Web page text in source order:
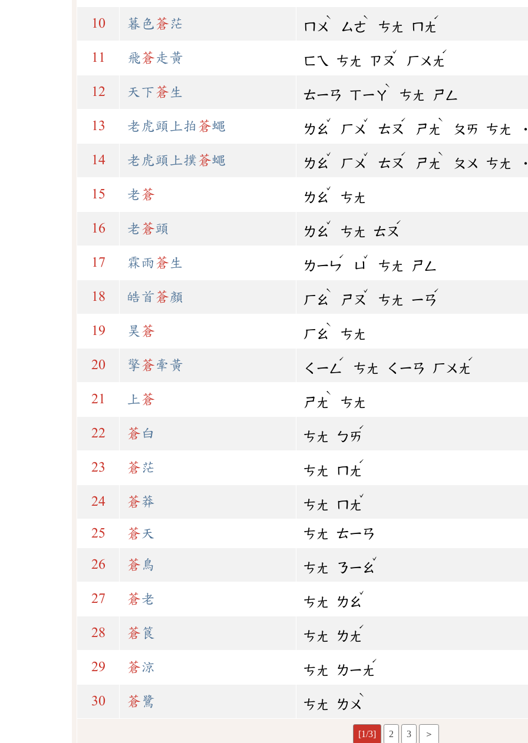
10 暮色蒼 茫 ㄇㄨ
ˋ
ㄙㄜ
ˋ
ㄘㄤ ㄇㄤ
ˊ
11 飛蒼走黃 ㄈㄟ ㄘㄤ ㄗㄡ
ˇ
ㄏㄨㄤ
ˊ
12 天下蒼 生 ㄊㄧㄢ ㄒㄧㄚ
ˋ
ㄘㄤ ㄕㄥ
13 老虎頭上拍 蒼蠅 ㄌㄠ
ˇ
ㄏㄨ
ˇ
ㄊㄡ
ˊ
ㄕㄤ
ˋ
ㄆㄞ ㄘㄤ
14 老虎頭上撲蒼蠅 ㄌㄠ
ˇ
ㄏㄨ
ˇ
ㄊㄡ
ˊ
ㄕㄤ
ˋ
ㄆㄨ ㄘㄤ
15 老蒼 ㄌㄠ
ˇ
ㄘㄤ
16 老蒼頭 ㄌㄠ
ˇ
ㄘㄤ ㄊㄡ
ˊ
17 霖雨 蒼 生 ㄌㄧㄣ
ˊ
ㄩ
ˇ
ㄘㄤ ㄕㄥ
18 皓首蒼顏 ㄏㄠ
ˋ
ㄕㄡ
ˇ
ㄘㄤ ㄧㄢ
ˊ
19 昊 蒼 ㄏㄠ
ˋ
ㄘㄤ
20 擎蒼牽黃 ㄑㄧㄥ
ˊ
ㄘㄤ ㄑㄧㄢ ㄏㄨㄤ
ˊ
21 上蒼 ㄕㄤ
ˋ
ㄘㄤ
22 蒼 白 ㄘㄤ ㄅㄞ
ˊ
23 蒼 茫 ㄘㄤ ㄇㄤ
ˊ
24 蒼莽 ㄘㄤ ㄇㄤ
ˇ
25 蒼天 ㄘㄤ ㄊㄧㄢ
26 蒼 鳥 ㄘㄤ ㄋㄧㄠ
ˇ
27 蒼老 ㄘㄤ ㄌㄠ
ˇ
28 蒼 筤 ㄘㄤ ㄌㄤ
ˊ
29 蒼涼 ㄘㄤ ㄌㄧㄤ
ˊ
30 蒼 鷺 ㄘㄤ ㄌㄨ
ˋ
[1/3] 2 3 ＞